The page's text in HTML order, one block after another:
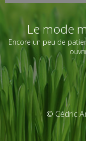
Le mode
Encore un peu de
© Cédric